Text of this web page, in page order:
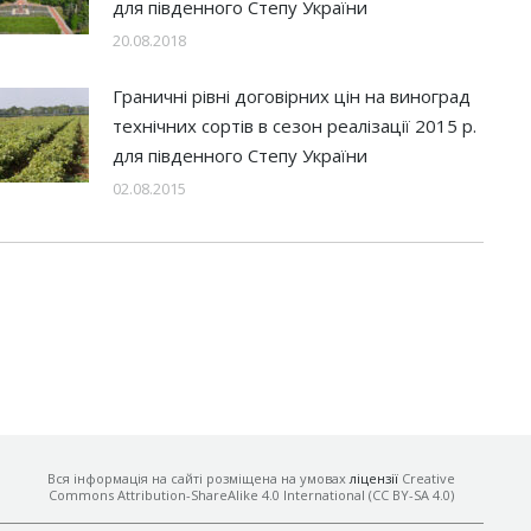
для південного Степу України
20.08.2018
Граничні рівні договірних цін на виноград
технічних сортів в сезон реалізації 2015 р.
для південного Степу України
02.08.2015
Вся інформація на сайті розміщена на умовахліцензіїCreative
Commons Attribution-ShareAlike 4.0 International (CC BY-SA 4.0)